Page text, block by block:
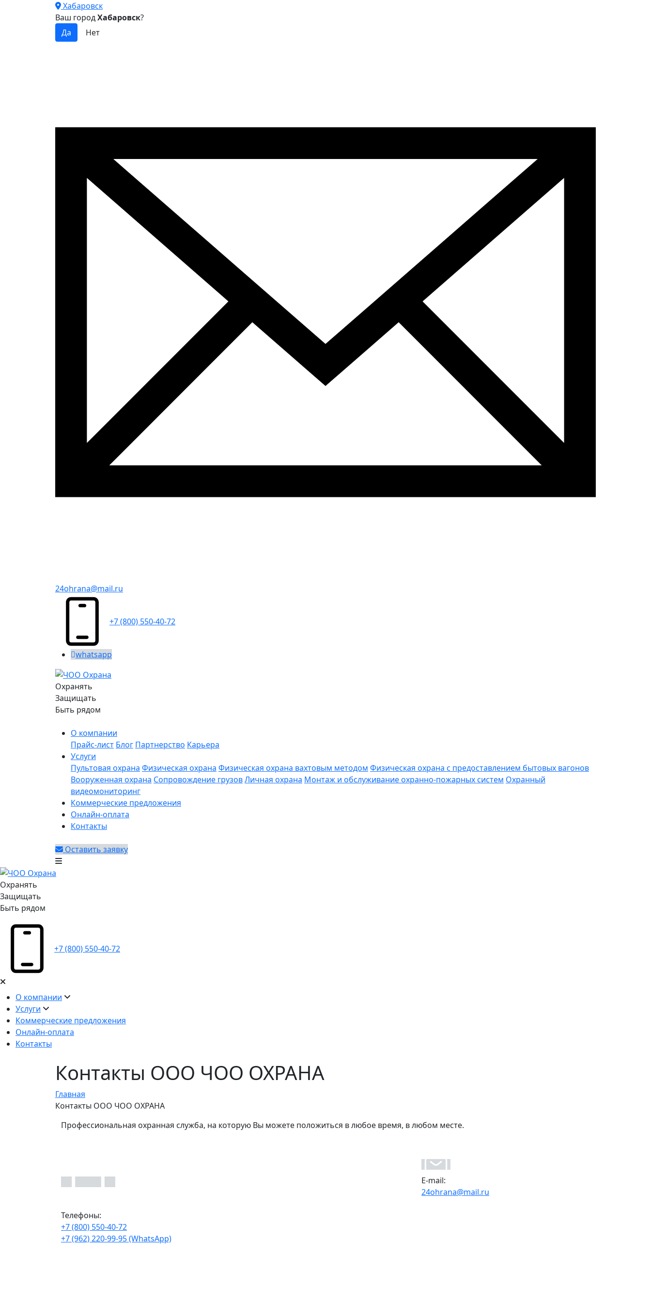
Хабаровск
Ваш городХабаровск?
24ohrana@mail.ru
+7 (800) 550-40-72
whatsapp
Охранять
Защищать
Быть рядом
О компании
Прайс-лист Блог Партнерство Карьера
Услуги
Пультовая охрана Физическая охрана Физическая охрана вахтовым методом Физическая охрана с предоставлением бытовых вагонов
Вооруженная охрана Сопровождение грузовЛичная охрана Монтаж и обслуживание охранно-пожарных систем Охранный
видеомониторинг
Коммерческие предложения
Онлайн-оплата
Контакты
Оставить заявку
Охранять
Защищать
Быть рядом
+7 (800) 550-40-72
О компании
Услуги
Коммерческие предложения
Онлайн-оплата
Контакты
Контакты ООО ЧОО ОХРАНА
Главная
Контакты ООО ЧОО ОХРАНА
Профессиональная охранная служба, на которую Вы можете положиться в любое время, в любом месте.
Телефоны:
+7 (800) 550-40-72
+7 (962) 220-99-95 (WhatsApp)
E-mail:
24ohrana@mail.ru